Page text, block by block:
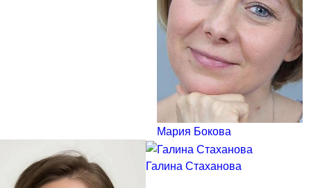
Мария Бокова
Галина Стаханова